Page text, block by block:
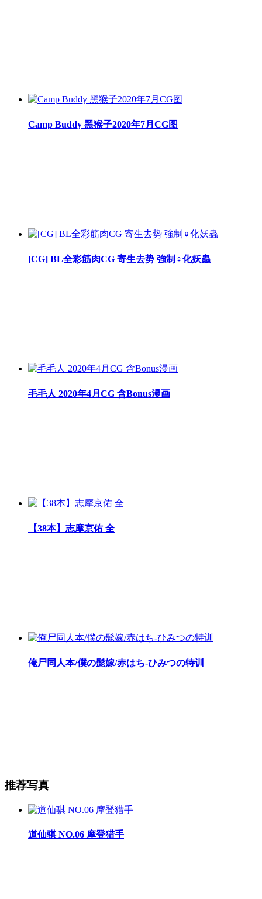
Camp Buddy 黑猴子2020年7月CG图
[CG] BL全彩筋肉CG 寄生去势 強制♀化妖蟲
毛毛人 2020年4月CG 含Bonus漫画
【38本】志摩京佑 全
俺尸同人本/僕の髭嫁/赤はち-ひみつの特训
推荐写真
道仙骐 NO.06 摩登猎手